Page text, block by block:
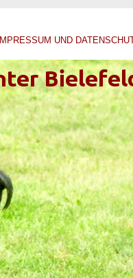
IMPRESSUM UND